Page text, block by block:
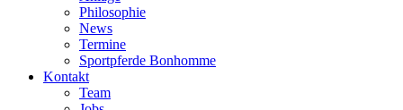
Philosophie
News
Termine
Sportpferde Bonhomme
Kontakt
Team